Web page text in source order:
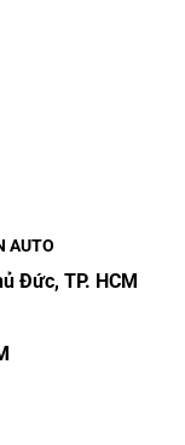
AUTO
Đức, TP. HCM